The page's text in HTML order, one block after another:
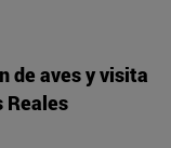
de aves y visita
Reales